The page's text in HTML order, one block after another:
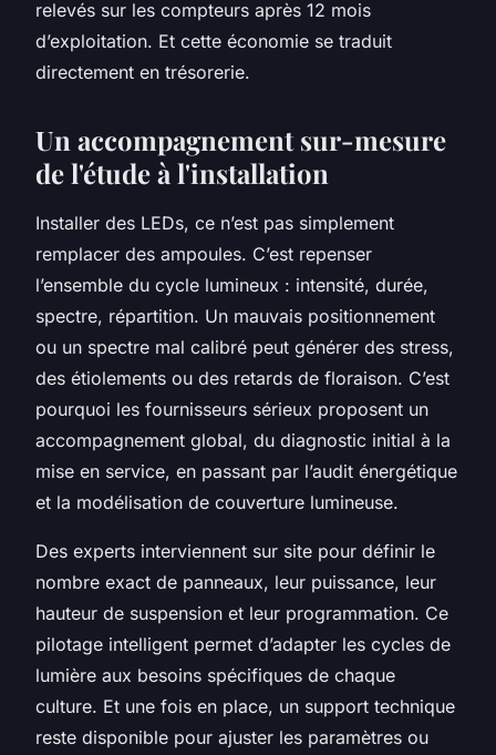
relevés sur les compteurs après 12 mois
d’exploitation. Et cette économie se traduit
directement en trésorerie.
Un accompagnement sur-mesure
de l'étude à l'installation
Installer des LEDs, ce n’est pas simplement
remplacer des ampoules. C’est repenser
l’ensemble du cycle lumineux : intensité, durée,
spectre, répartition. Un mauvais positionnement
ou un spectre mal calibré peut générer des stress,
des étiolements ou des retards de floraison. C’est
pourquoi les fournisseurs sérieux proposent un
accompagnement global, du diagnostic initial à la
mise en service, en passant par l’audit énergétique
et la modélisation de couverture lumineuse.
Des experts interviennent sur site pour définir le
nombre exact de panneaux, leur puissance, leur
hauteur de suspension et leur programmation. Ce
pilotage intelligent permet d’adapter les cycles de
lumière aux besoins spécifiques de chaque
culture. Et une fois en place, un support technique
reste disponible pour ajuster les paramètres ou